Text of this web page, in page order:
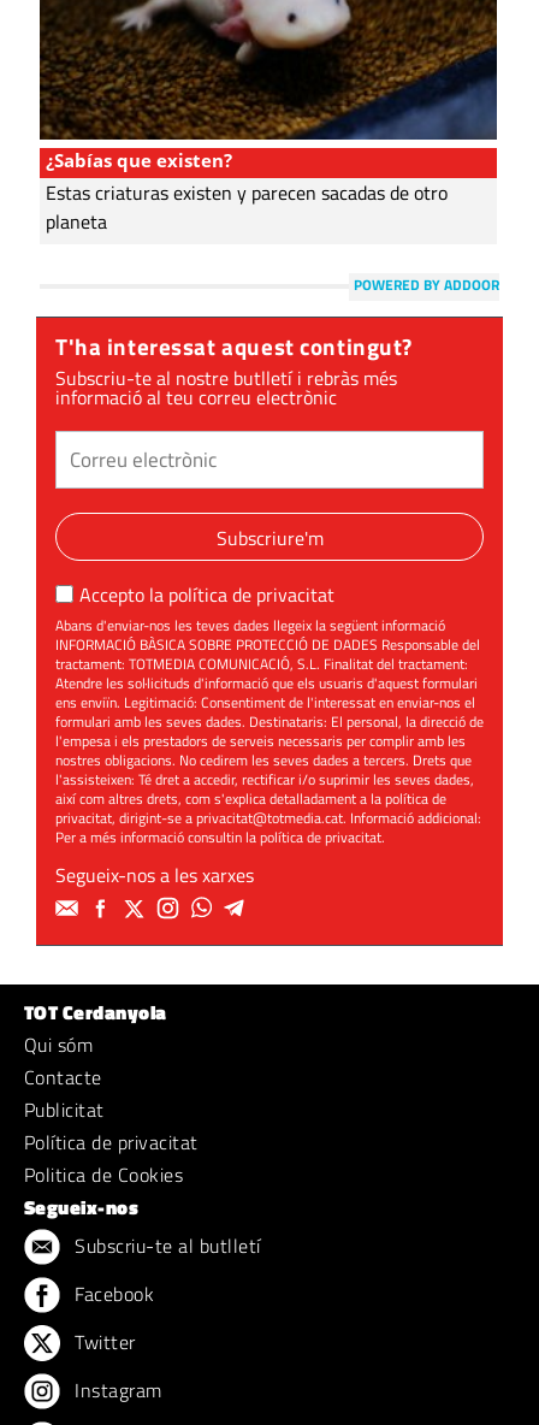
¿Sabías que existen?
Estas criaturas existen y parecen sacadas de otro
planeta
POWERED BY ADDOOR
T'ha interessat aquest contingut?
Subscriu-te al nostre butlletí i rebràs més
informació al teu correu electrònic
Subscriure'm
Accepto la política de privacitat
Abans d'enviar-nos les teves dades llegeix la següent informació
INFORMACIÓ BÀSICA SOBRE PROTECCIÓ DE DADES Responsable del
tractament: TOTMEDIA COMUNICACIÓ, S.L. Finalitat del tractament:
Atendre les sol·licituds d'informació que els usuaris d'aquest formulari
ens enviïn. Legitimació: Consentiment de l'interessat en enviar-nos el
formulari amb les seves dades. Destinataris: El personal, la direcció de
l'empesa i els prestadors de serveis necessaris per complir amb les
nostres obligacions. No cedirem les seves dades a tercers. Drets que
l'assisteixen: Té dret a accedir, rectificar i/o suprimir les seves dades,
així com altres drets, com s'explica detalladament a la política de
privacitat, dirigint-se aprivacitat@totmedia.cat. Informació addicional:
Per a més informació consultin lapolítica de privacitat.
Segueix-nos a les xarxes
TOT Cerdanyola
Qui sóm
Contacte
Publicitat
Política de privacitat
Politica de Cookies
Segueix-nos
Subscriu-te al butlletí
Facebook
Twitter
Instagram